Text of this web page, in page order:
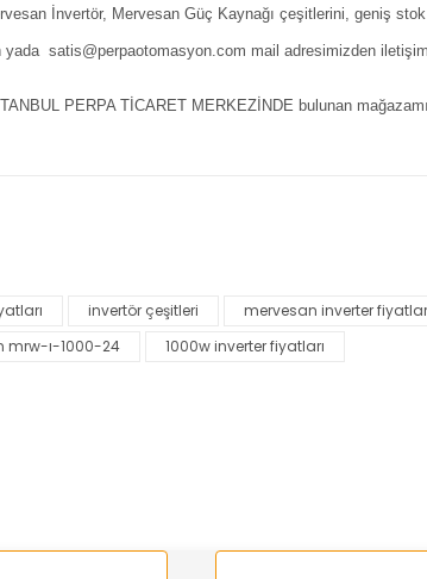
İnvertör, Mervesan Güç Kaynağı çeşitlerini, geniş
yada satis@perpaotomasyon.com mail adresimizden
PERPA TİCARET MERKEZİNDE bulunan
bozuk veya görüntülenemiyor.
eksik bilgiler bulunuyor.
invertör çeşitleri mervesan inverter
mrw-ı-1000-24
1000w inverter fiyatları